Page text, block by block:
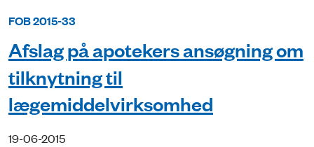
FOB 2015-33
Afslag på apotekers ansøgning om
tilknytning til
lægemiddelvirksomhed
19-06-2015